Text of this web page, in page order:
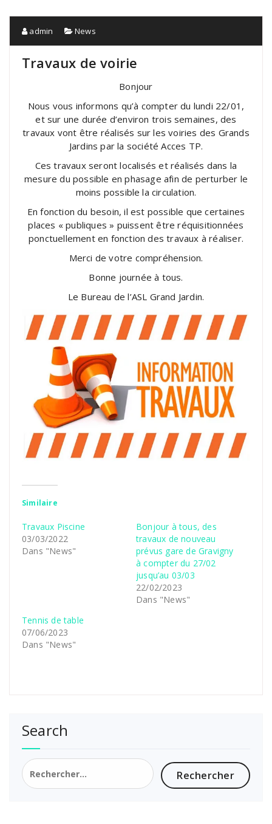
admin News
Travaux de voirie
Bonjour
Nous vous informons qu’à compter du lundi 22/01,
et sur une durée d’environ trois semaines, des
travaux vont être réalisés sur les voiries des Grands
Jardins par la société Acces TP.
Ces travaux seront localisés et réalisés dans la
mesure du possible en phasage afin de perturber le
moins possible la circulation.
En fonction du besoin, il est possible que certaines
places « publiques » puissent être réquisitionnées
ponctuellement en fonction des travaux àréaliser.
Merci de votre compréhension.
Bonne journée à tous.
Le Bureau de l’ASL Grand Jardin.
Similaire
Travaux Piscine
03/03/2022
Dans "News"
Bonjour à tous, des
travaux de nouveau
prévus gare de Gravigny
à compter du 27/02
jusqu’au 03/03
22/02/2023
Dans "News"
Tennis de table
07/06/2023
Dans "News"
Search
Rechercher :